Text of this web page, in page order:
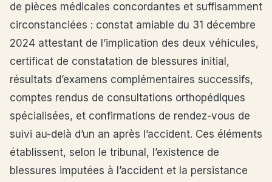
de pièces médicales concordantes et suffisamment
circonstanciées : constat amiable du 31 décembre
2024 attestant de l’implication des deux véhicules,
certificat de constatation de blessures initial,
résultats d’examens complémentaires successifs,
comptes rendus de consultations orthopédiques
spécialisées, et confirmations de rendez-vous de
suivi au-delà d’un an après l’accident. Ces éléments
établissent, selon le tribunal, l’existence de
blessures imputées à l’accident et la persistance